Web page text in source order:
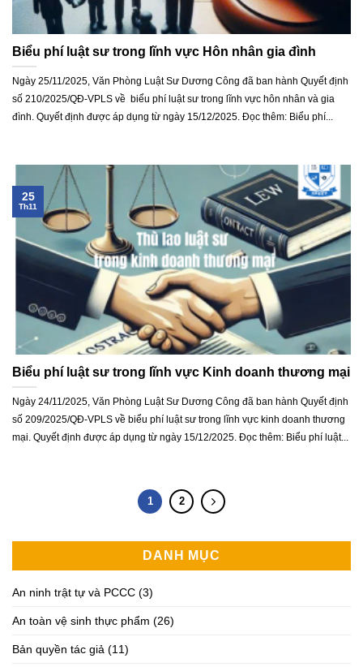
Biểu phí luật sư trong lĩnh vực Hôn nhân gia đình
Ngày 25/11/2025, Văn Phòng Luật Sư Dương Công đã ban hành Quyết định
số 210/2025/QĐ-VPLS về biểu phí luật sư trong lĩnh vực hôn nhân và gia
đình. Quyết định được áp dụng từ ngày 15/12/2025. Đọc thêm: Biểu phí...
Biểu phí luật sư trong lĩnh vực Kinh doanh thương mại
Ngày 24/11/2025, Văn Phòng Luật Sư Dương Công đã ban hành Quyết định
số 209/2025/QĐ-VPLS về biểu phí luật sư trong lĩnh vực kinh doanh thương
mại. Quyết định được áp dụng từ ngày 15/12/2025. Đọc thêm: Biểu phí luật...
25
Th11
1 2
DANH MỤC
An ninh trật tự và PCCC (3)
An toàn vệ sinh thực phẩm (26)
Bản quyền tác giả (11)